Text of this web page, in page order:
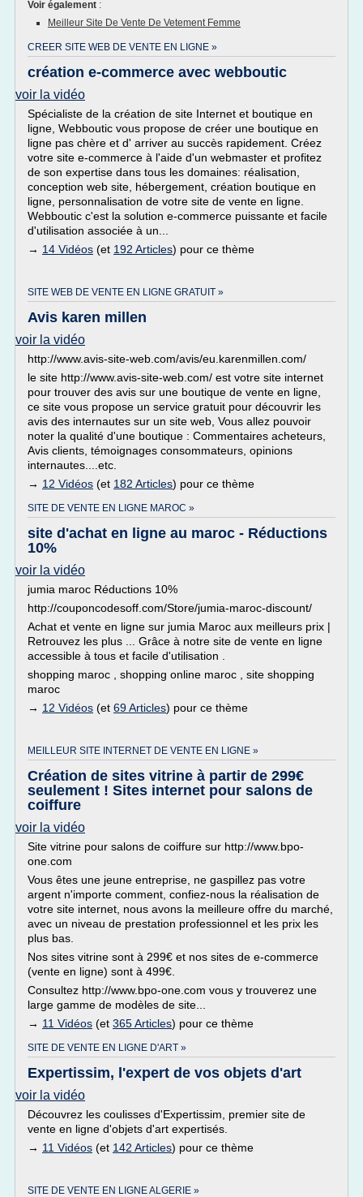
Voir également :
Meilleur Site De Vente De Vetement Femme
CREER SITE WEB DE VENTE EN LIGNE »
création e-commerce avec webboutic
voir la vidéo
Spécialiste de la création de site Internet et boutique en
ligne, Webboutic vous propose de créer une boutique en
ligne pas chère et d' arriver au succès rapidement. Créez
votre site e-commerce à l'aide d'un webmaster et profitez
de son expertise dans tous les domaines: réalisation,
conception web site, hébergement, création boutique en
ligne, personnalisation de votre site de vente en ligne.
Webboutic c'est la solution e-commerce puissante et facile
d'utilisation associée à un...
→ 14 Vidéos (et 192 Articles) pour ce thème
SITE WEB DE VENTE EN LIGNE GRATUIT »
Avis karen millen
voir la vidéo
http://www.avis-site-web.com/avis/eu.karenmillen.com/
le site http://www.avis-site-web.com/ est votre site internet
pour trouver des avis sur une boutique de vente en ligne,
ce site vous propose un service gratuit pour découvrir les
avis des internautes sur un site web, Vous allez pouvoir
noter la qualité d'une boutique : Commentaires acheteurs,
Avis clients, témoignages consommateurs, opinions
internautes....etc.
→ 12 Vidéos (et 182 Articles) pour ce thème
SITE DE VENTE EN LIGNE MAROC »
site d'achat en ligne au maroc - Réductions
10%
voir la vidéo
jumia maroc Réductions 10%
http://couponcodesoff.com/Store/jumia-maroc-discount/
Achat et vente en ligne sur jumia Maroc aux meilleurs prix |
Retrouvez les plus ... Grâce à notre site de vente en ligne
accessible à tous et facile d'utilisation .
shopping maroc , shopping online maroc , site shopping
maroc
→ 12 Vidéos (et 69 Articles) pour ce thème
MEILLEUR SITE INTERNET DE VENTE EN LIGNE »
Création de sites vitrine à partir de 299€
seulement ! Sites internet pour salons de
coiffure
voir la vidéo
Site vitrine pour salons de coiffure sur http://www.bpo-
one.com
Vous êtes une jeune entreprise, ne gaspillez pas votre
argent n'importe comment, confiez-nous la réalisation de
votre site internet, nous avons la meilleure offre du marché,
avec un niveau de prestation professionnel et les prix les
plus bas.
Nos sites vitrine sont à 299€ et nos sites de e-commerce
(vente en ligne) sont à 499€.
Consultez http://www.bpo-one.com vous y trouverez une
large gamme de modèles de site...
→ 11 Vidéos (et 365 Articles) pour ce thème
SITE DE VENTE EN LIGNE D'ART »
Expertissim, l'expert de vos objets d'art
voir la vidéo
Découvrez les coulisses d'Expertissim, premier site de
vente en ligne d'objets d'art expertisés.
→ 11 Vidéos (et 142 Articles) pour ce thème
SITE DE VENTE EN LIGNE ALGERIE »